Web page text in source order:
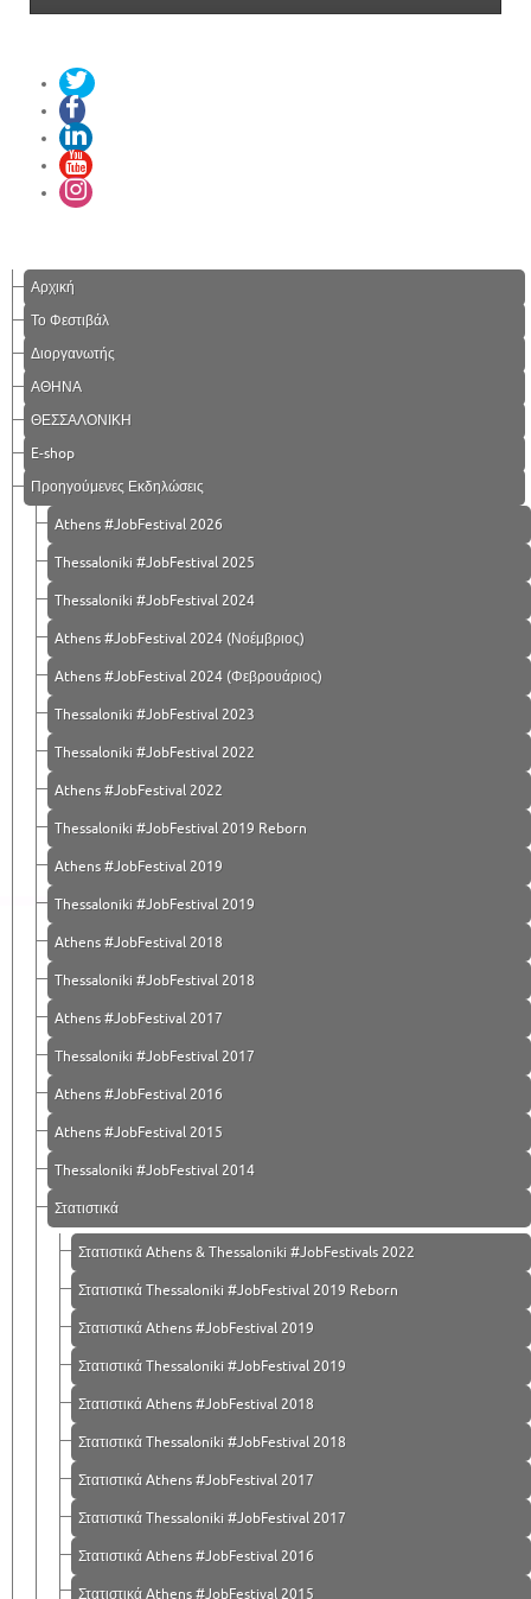
Αρχική
Το Φεστιβάλ
Διοργανωτής
ΑΘΗΝΑ
ΘΕΣΣΑΛΟΝΙΚΗ
E-shop
Προηγούμενες Εκδηλώσεις
Athens #JobFestival 2026
Thessaloniki #JobFestival 2025
Thessaloniki #JobFestival 2024
Athens #JobFestival 2024 (Νοέμβριος)
Athens #JobFestival 2024 (Φεβρουάριος)
Thessaloniki #JobFestival 2023
Thessaloniki #JobFestival 2022
Athens #JobFestival 2022
Thessaloniki #JobFestival 2019 Reborn
Athens #JobFestival 2019
Thessaloniki #JobFestival 2019
Athens #JobFestival 2018
Thessaloniki #JobFestival 2018
Athens #JobFestival 2017
Τhessaloniki #JobFestival 2017
Athens #JobFestival 2016
Athens #JobFestival 2015
Thessaloniki #JobFestival 2014
Στατιστικά
Στατιστικά Athens & Thessaloniki #JobFestivals 2022
Στατιστικά Thessaloniki #JobFestival 2019 Reborn
Στατιστικά Athens #JobFestival 2019
Στατιστικά Thessaloniki #JobFestival 2019
Στατιστικά Athens #JobFestival 2018
Στατιστικά Thessaloniki #JobFestival 2018
Στατιστικά Athens #JobFestival 2017
Στατιστικά Thessaloniki #JobFestival 2017
Στατιστικά Athens #JobFestival 2016
Στατιστικά Athens #JobFestival 2015